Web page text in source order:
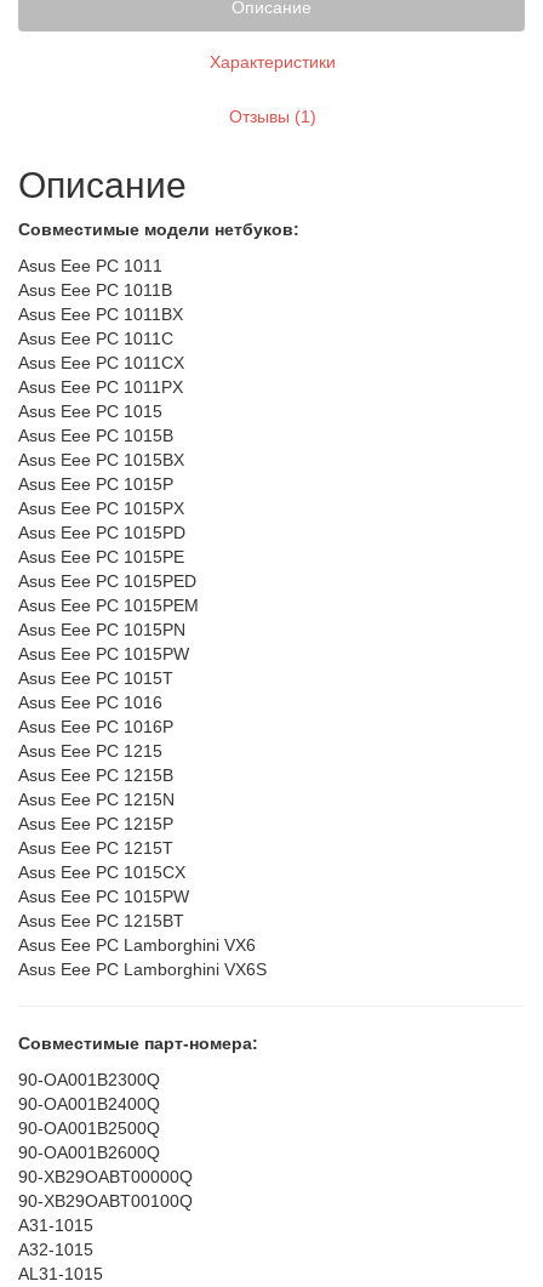
Описание
Характеристики
Отзывы (1)
Описание
Совместимые модели нетбуков:
Asus Eee PC 1011
Asus Eee PC 1011B
Asus Eee PC 1011BX
Asus Eee PC 1011C
Asus Eee PC 1011CX
Asus Eee PC 1011PX
Asus Eee PC 1015
Asus Eee PC 1015B
Asus Eee PC 1015BX
Asus Eee PC 1015P
Asus Eee PC 1015PX
Asus Eee PC 1015PD
Asus Eee PC 1015PE
Asus Eee PC 1015PED
Asus Eee PC 1015PEM
Asus Eee PC 1015PN
Asus Eee PC 1015PW
Asus Eee PC 1015T
Asus Eee PC 1016
Asus Eee PC 1016P
Asus Eee PC 1215
Asus Eee PC 1215B
Asus Eee PC 1215N
Asus Eee PC 1215P
Asus Eee PC 1215T
Asus Eee PC 1015CX
Asus Eee PC 1015PW
Asus Eee PC 1215BT
Asus Eee PC Lamborghini VX6
Asus Eee PC Lamborghini VX6S
Совместимые парт-номера:
90-OA001B2300Q
90-OA001B2400Q
90-OA001B2500Q
90-OA001B2600Q
90-XB29OABT00000Q
90-XB29OABT00100Q
A31-1015
A32-1015
AL31-1015